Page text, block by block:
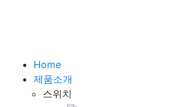
Home
제품소개
스위치